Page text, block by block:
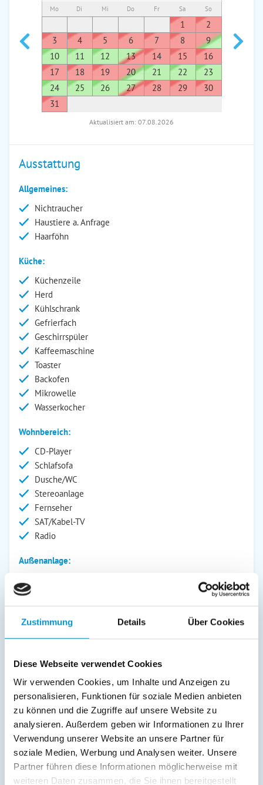
Zustimmung Details Über Cookies
Diese Webseite verwendet Cookies
Wir verwenden Cookies, um Inhalte und Anzeigen zu
personalisieren, Funktionen für soziale Medien anbieten
zu können und die Zugriffe auf unsere Website zu
analysieren. Außerdem geben wir Informationen zu Ihrer
Verwendung unserer Website an unsere Partner für
soziale Medien, Werbung und Analysen weiter. Unsere
Partner führen diese Informationen möglicherweise mit
weiteren Daten zusammen, die Sie ihnen bereitgestellt
Mo Di Mi Do Fr Sa So
1
2
3
4 5 6 7 8
9
10
11 12 13 14 15
16
17
18 19 20 21 22
23
24
25 26 27 28 29
30
31
7
Aktualisiert am: 07.08.2026
Ausstattung
Allgemeines:
Nichtraucher
Haustiere a. Anfrage
Haarföhn
Küche:
Küchenzeile
Herd
Kühlschrank
Gefrierfach
Geschirrspüler
Kaffeemaschine
Toaster
Backofen
Mikrowelle
Wasserkocher
Wohnbereich:
CD-Player
Schlafsofa
Dusche/WC
Stereoanlage
Fernseher
SAT/Kabel-TV
Radio
Außenanlage:
Gartenstühle
Parkplatz
Terrasse
Service:
Bettwäsche inkl.
Geschirrtücher inkl.
Handtücher inkl.
Bollerwagen
Verpflegung:
Sonstiges: